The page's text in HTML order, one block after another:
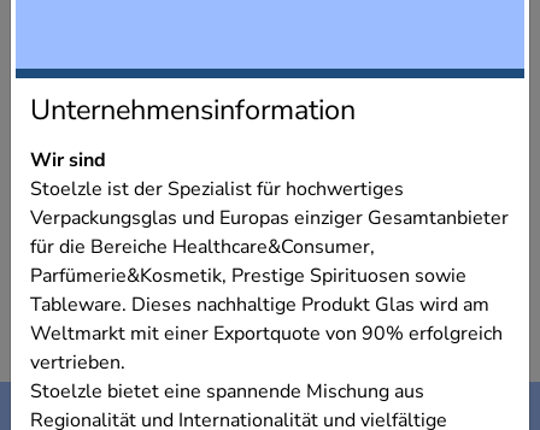
Unternehmensinformation
Wir sind
Stoelzle ist der Spezialist für hochwertiges
Verpackungsglas und Europas einziger Gesamtanbieter
für die Bereiche Healthcare&Consumer,
Parfümerie&Kosmetik, Prestige Spirituosen sowie
Tableware. Dieses nachhaltige Produkt Glas wird am
Weltmarkt mit einer Exportquote von 90% erfolgreich
vertrieben.
Stoelzle bietet eine spannende Mischung aus
Regionalität und Internationalität und vielfältige
Kontakt Impressum